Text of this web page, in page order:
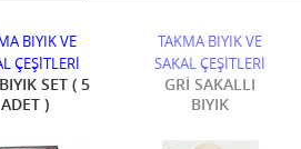
BIYIK VE
ÇEŞİTLERİ
SET ( 5
ADET )
TAKMA BIYIK VE
SAKAL ÇEŞİTLERİ
GRİ SAKALLI
BIYIK